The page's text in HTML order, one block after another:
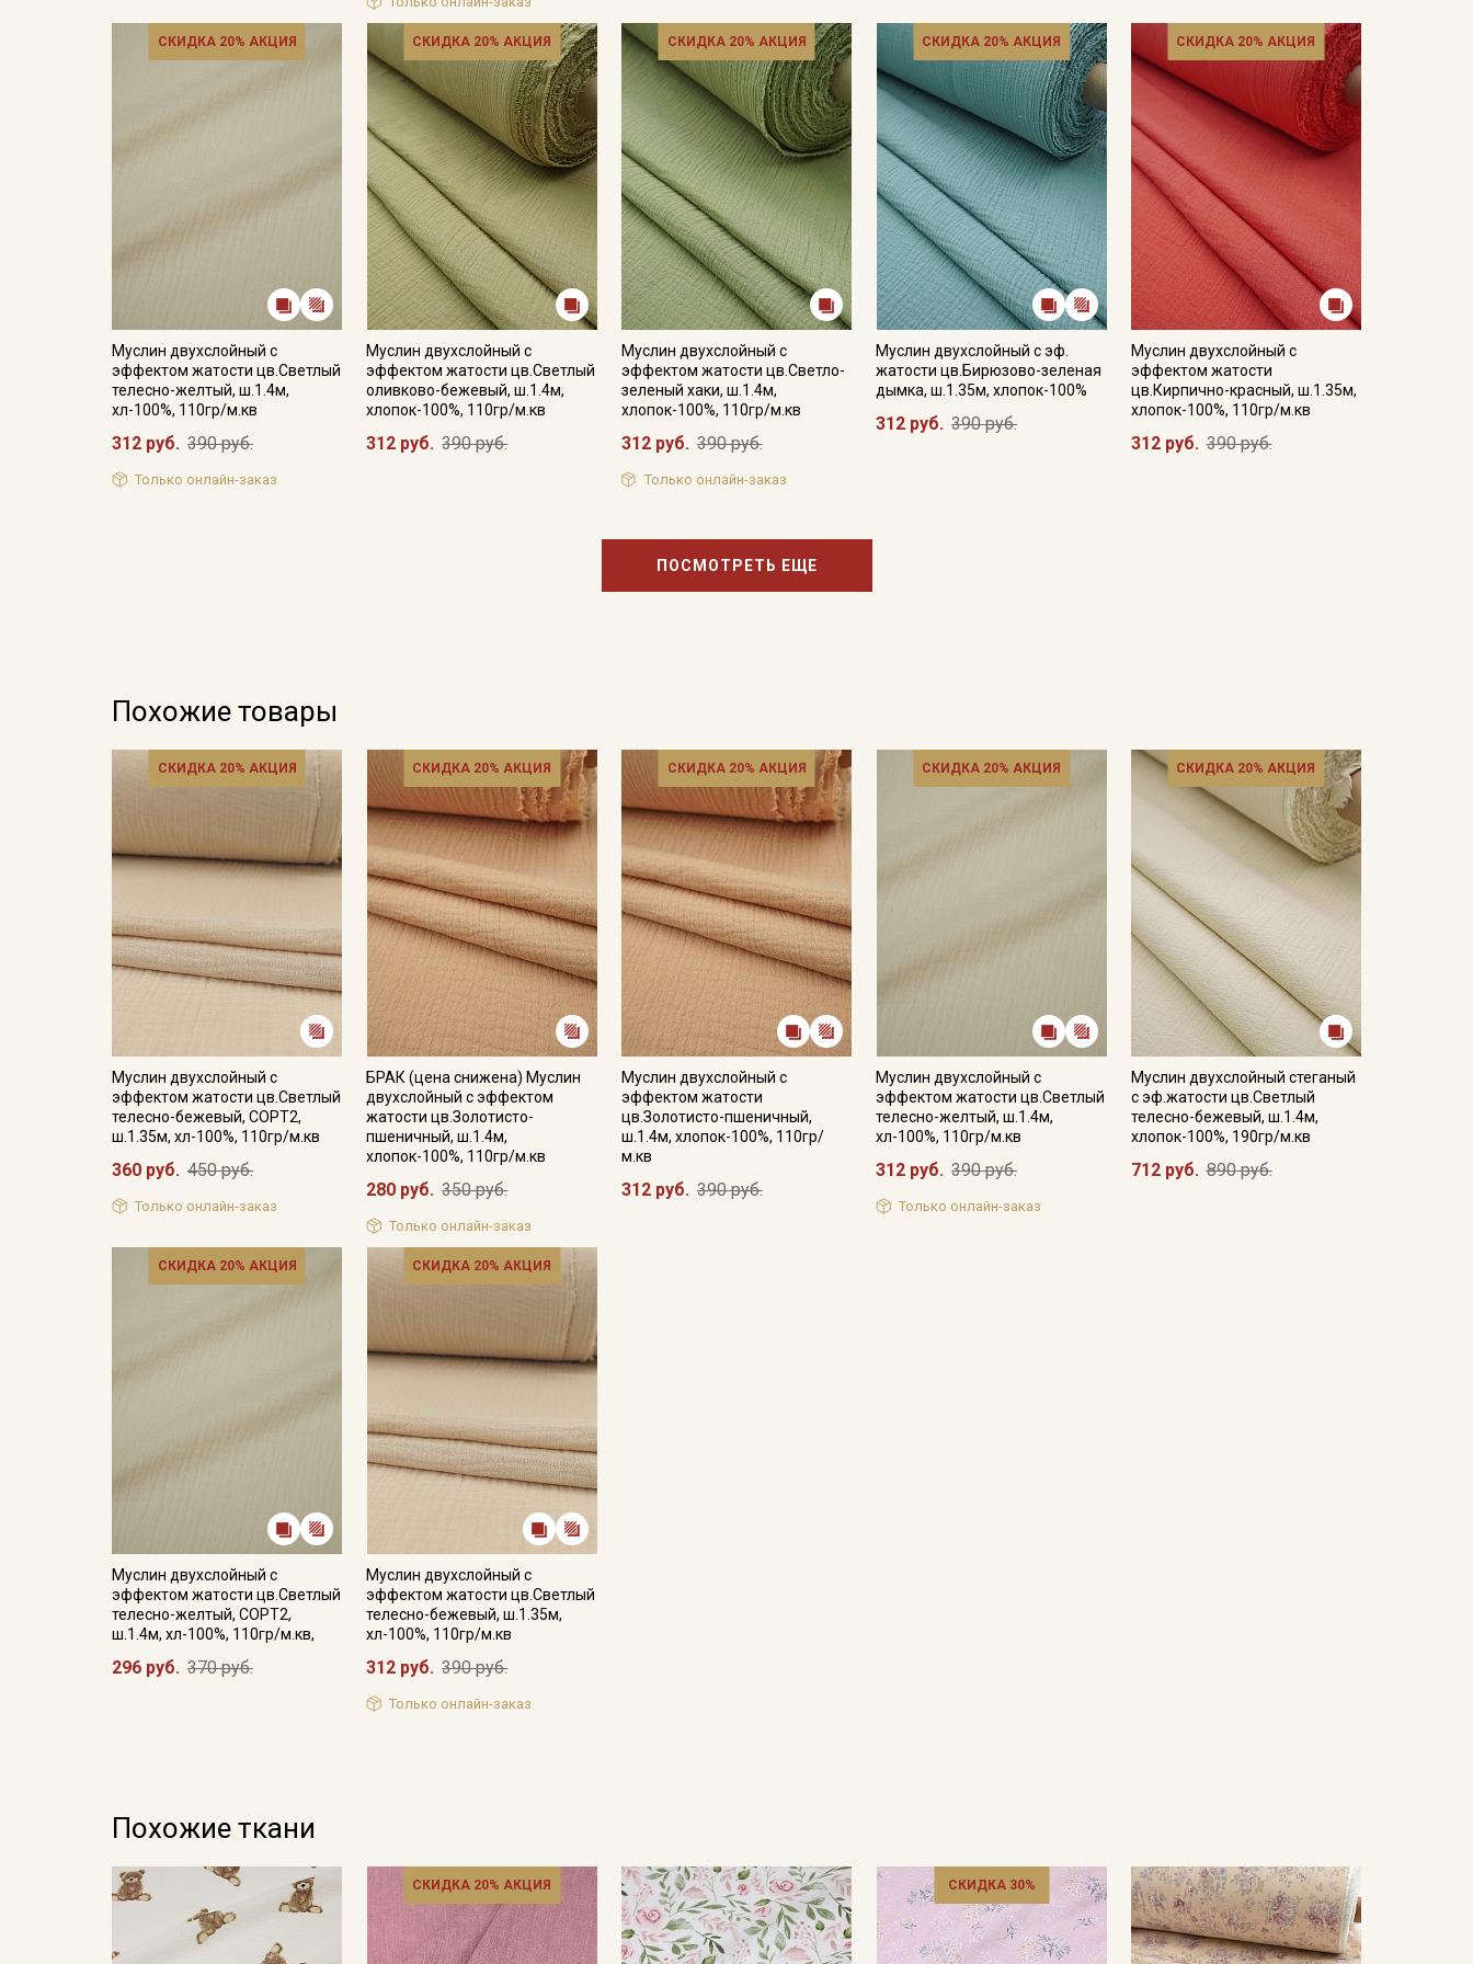
СКИДКА 20% АКЦИЯ
Муслин двухслойный с
эффектом жатости цв.Светлый
телесно-желтый, ш.1.4м,
хл-100%, 110гр/м.кв
312 руб. 390 руб.
Только онлайн-заказ
СКИДКА 20% АКЦИЯ
Муслин двухслойный с
эффектом жатости цв.Светлый
оливково-бежевый, ш.1.4м,
хлопок-100%, 110гр/м.кв
312 руб. 390 руб.
СКИДКА 20% АКЦИЯ
Муслин двухслойный с
эффектом жатости цв.Светло-
зеленый хаки, ш.1.4м,
хлопок-100%, 110гр/м.кв
312 руб. 390 руб.
Только онлайн-заказ
СКИДКА 20% АКЦИЯ
Муслин двухслойный с эф.
жатости цв.Бирюзово-зеленая
дымка, ш.1.35м, хлопок-100%
312 руб. 390 руб.
СКИДКА 20% АКЦИЯ
Муслин двухслойный с
эффектом жатости
цв.Кирпично-красный, ш.1.35м,
хлопок-100%, 110гр/м.кв
312 руб. 390 руб.
ПОСМОТРЕТЬ ЕЩЕ
Похожие товары
СКИДКА 20% АКЦИЯ
Муслин двухслойный с
эффектом жатости цв.Светлый
телесно-бежевый, СОРТ2,
ш.1.35м, хл-100%, 110гр/м.кв
360 руб. 450 руб.
Только онлайн-заказ
СКИДКА 20% АКЦИЯ
БРАК (цена снижена) Муслин
двухслойный с эффектом
жатости цв.Золотисто-
пшеничный, ш.1.4м,
хлопок-100%, 110гр/м.кв
280 руб. 350 руб.
Только онлайн-заказ
СКИДКА 20% АКЦИЯ
Муслин двухслойный с
эффектом жатости
цв.Золотисто-пшеничный,
ш.1.4м, хлопок-100%, 110гр/
м.кв
312 руб. 390 руб.
СКИДКА 20% АКЦИЯ
Муслин двухслойный с
эффектом жатости цв.Светлый
телесно-желтый, ш.1.4м,
хл-100%, 110гр/м.кв
312 руб. 390 руб.
Только онлайн-заказ
СКИДКА 20% АКЦИЯ
Муслин двухслойный стеганый
с эф.жатости цв.Светлый
телесно-бежевый, ш.1.4м,
хлопок-100%, 190гр/м.кв
712 руб. 890 руб.
СКИДКА 20% АКЦИЯ
Муслин двухслойный с
эффектом жатости цв.Светлый
телесно-желтый, СОРТ2,
ш.1.4м, хл-100%, 110гр/м.кв,
296 руб. 370 руб.
СКИДКА 20% АКЦИЯ
Муслин двухслойный с
эффектом жатости цв.Светлый
телесно-бежевый, ш.1.35м,
хл-100%, 110гр/м.кв
312 руб. 390 руб.
Только онлайн-заказ
Похожие ткани
СКИДКА 20% АКЦИЯ СКИДКА 30%
Секретная рассылка от
Купава
Мы публикуем здесь дополнительные
промокоды и скидки до 30% на узкие
категории тканей